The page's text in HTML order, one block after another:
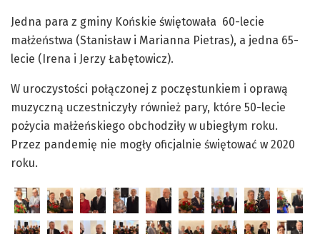
Jedna para z gminy Końskie świętowała 60-lecie
małżeństwa (Stanisław i Marianna Pietras), a jedna 65-
lecie (Irena i Jerzy Łabętowicz).
W uroczystości połączonej z poczęstunkiem i oprawą
muzyczną uczestniczyły również pary, które 50-lecie
pożycia małżeńskiego obchodziły w ubiegłym roku.
Przez pandemię nie mogły oficjalnie świętować w 2020
roku.